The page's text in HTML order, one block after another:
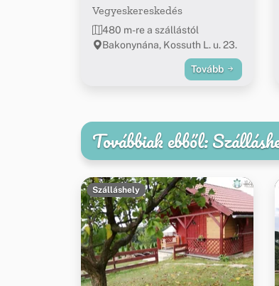
Vegyeskereskedés
480 m-re a szállástól
Bakonynána, Kossuth L. u. 23.
Tovább
Továbbiak ebből:
Szálláshely